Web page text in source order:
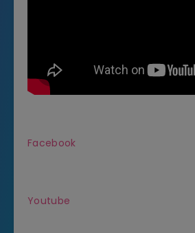
Facebook
Youtube